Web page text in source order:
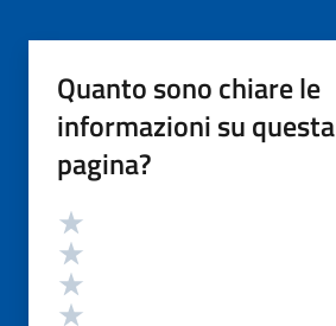
Quanto sono chiare le
informazioni su questa
pagina?
Valutazione